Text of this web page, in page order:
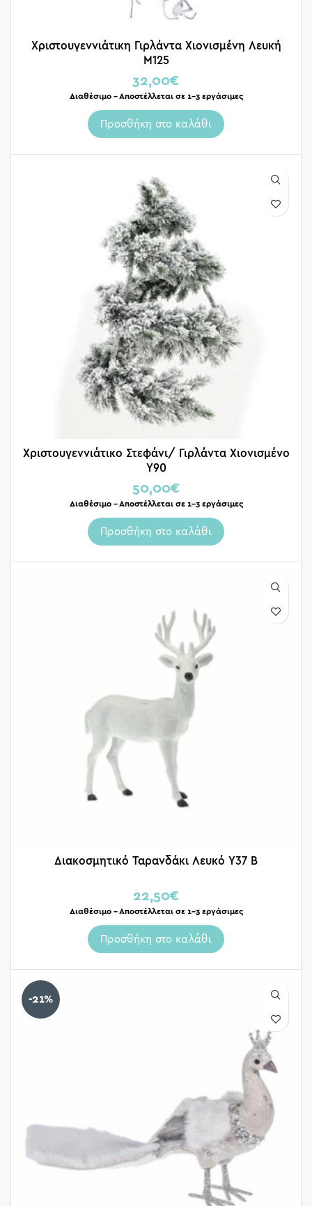
Χριστουγεννιάτικη Γιρλάντα Χιονισμένη Λευκή
Μ125
32,00€
Διαθέσιμο – Αποστέλλεται σε 1-3 εργάσιμες
Προσθήκη στο καλάθι
Χριστουγεννιάτικο Στεφάνι/ Γιρλάντα Χιονισμένο
Υ90
50,00€
Διαθέσιμο – Αποστέλλεται σε 1-3 εργάσιμες
Προσθήκη στο καλάθι
Διακοσμητικό Ταρανδάκι Λευκό Y37 Β
22,50€
Διαθέσιμο – Αποστέλλεται σε 1-3 εργάσιμες
Προσθήκη στο καλάθι
-21%